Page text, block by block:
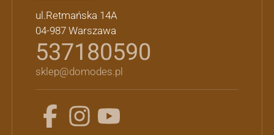
ul.Retmańska 14A
04-987 Warszawa
537180590
sklep@domodes.pl